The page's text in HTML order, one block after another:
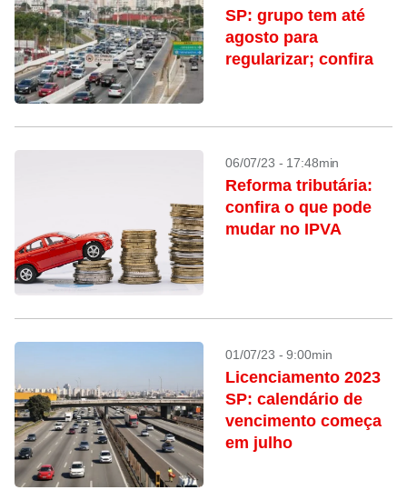
SP: grupo tem até
agosto para
regularizar; confira
06/07/23 - 17:48min
Reforma tributária:
confira o que pode
mudar no IPVA
01/07/23 - 9:00min
Licenciamento 2023
SP: calendário de
vencimento começa
em julho